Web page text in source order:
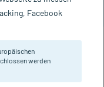
Facebook
werden